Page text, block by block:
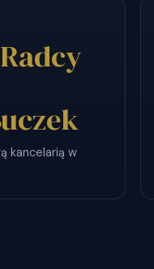
kancelarią w